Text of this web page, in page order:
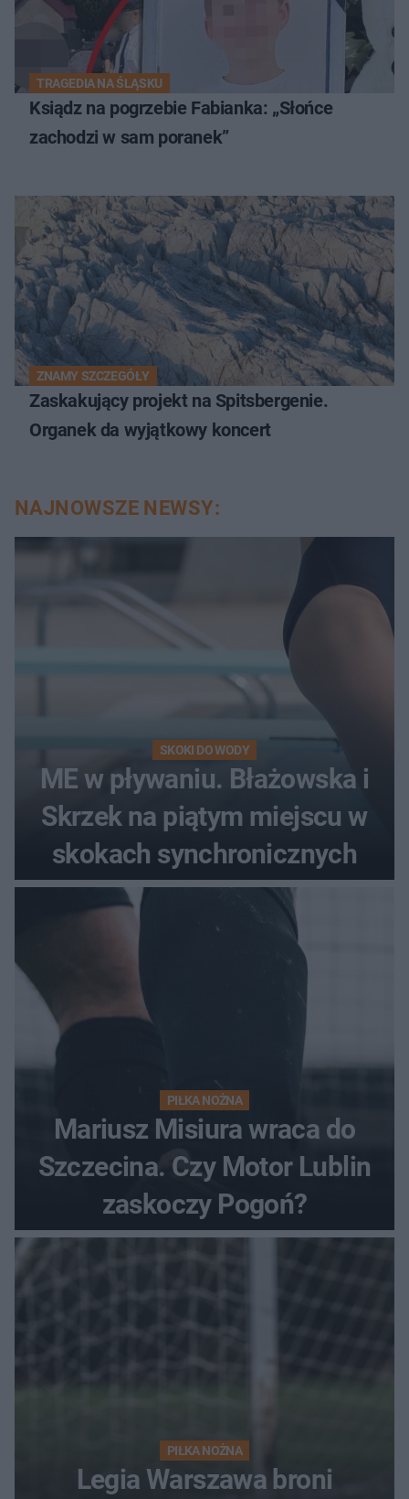
TRAGEDIA NA ŚLĄSKU
Ksiądz na pogrzebie Fabianka: „Słońce
zachodzi w sam poranek”
ZNAMY SZCZEGÓŁY
Zaskakujący projekt na Spitsbergenie.
Organek da wyjątkowy koncert
NAJNOWSZE NEWSY:
SKOKI DO WODY
ME w pływaniu. Błażowska i
Skrzek na piątym miejscu w
skokach synchronicznych
PIŁKA NOŻNA
Mariusz Misiura wraca do
Szczecina. Czy Motor Lublin
zaskoczy Pogoń?
PIŁKA NOŻNA
Legia Warszawa broni